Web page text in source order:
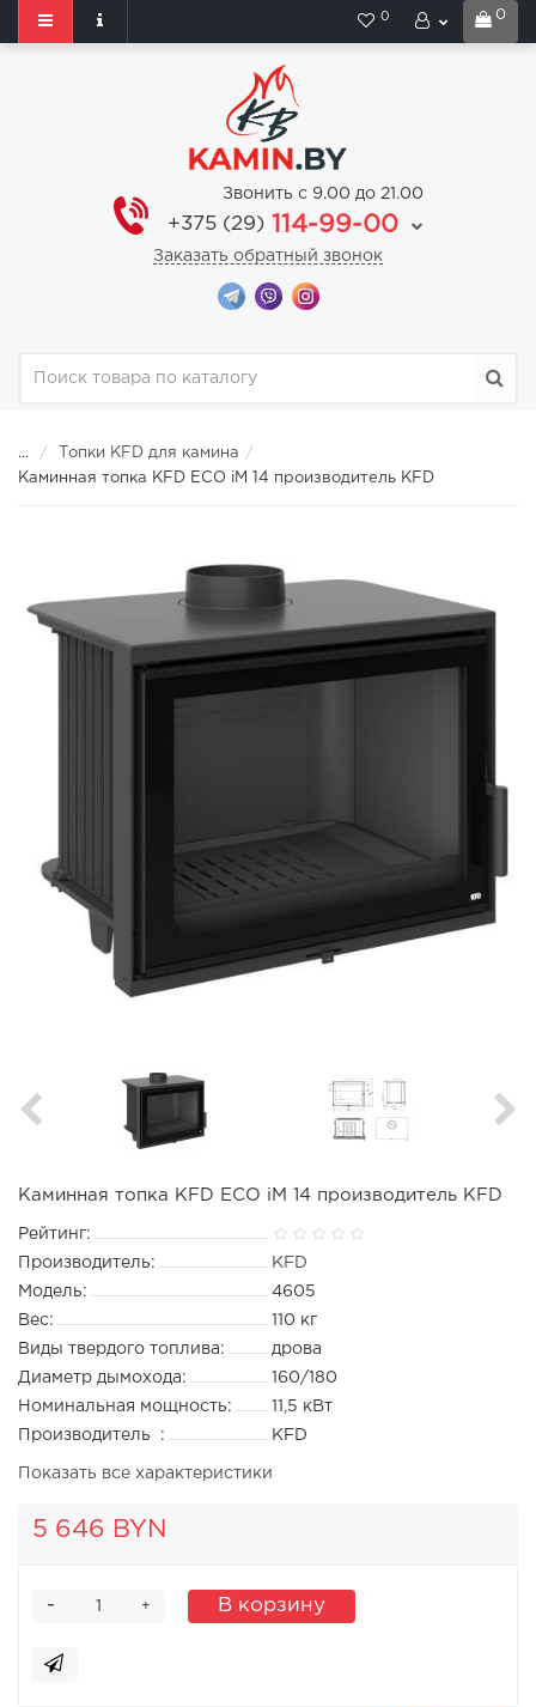
0
0
Звонить с 9.00 до 21.00
+375 (29) 114-99-00
Заказать обратный звонок
...
Топки KFD для камина
Каминная топка KFD ECO iM 14 производитель KFD
Каминная топка KFD ECO iM 14 производитель KFD
Рейтинг:
Производитель:
KFD
Модель:
4605
Вес:
110 кг
Виды твердого топлива:
дрова
Диаметр дымохода:
160/180
Номинальная мощность:
11,5 кВт
Производитель :
KFD
Показать все характеристики
5 646 BYN
+
- В корзину